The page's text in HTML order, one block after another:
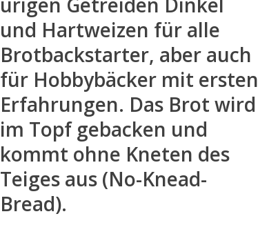
und Hartweizen für alle
Brotbackstarter, aber auch
für Hobbybäcker mit ersten
Erfahrungen. Das Brot wird
im Topf gebacken und
kommt ohne Kneten des
Teiges aus (No-Knead-
Bread).